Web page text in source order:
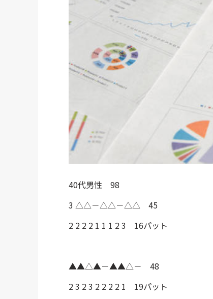
40代男性 98
3 △△－△△－△△ 45
2 2 2 2 1 1 1 2 3 16パット
▲▲△▲－▲▲△－ 48
2 3 2 3 2 2 2 2 1 19パット